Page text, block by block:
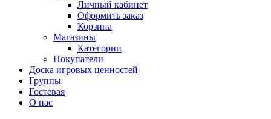
Личный кабинет
Оформить заказ
Корзина
Магазины
Категории
Покупатели
Доска игровых ценностей
Группы
Гостевая
О нас